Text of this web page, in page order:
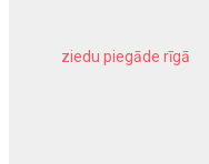
ziedu piegāde rīgā